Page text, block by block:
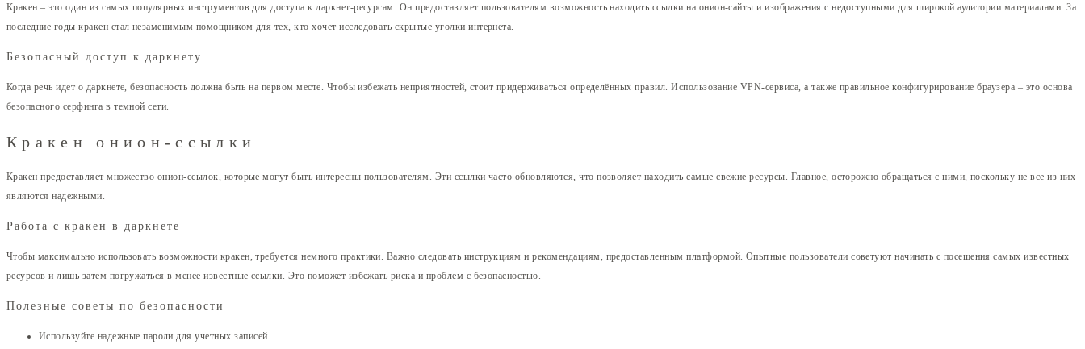
Кракен – это один из самых популярных инструментов для доступа к даркнет-ресурсам. Он предоставляет пользователям возможность находить ссылки на онион-сайты и изображения с недоступными для широкой аудитории материалами. За
последние годы кракен стал незаменимым помощником для тех, кто хочет исследовать скрытые уголки интернета.
Безопасный доступ к даркнету
Когда речь идет о даркнете, безопасность должна быть на первом месте. Чтобы избежать неприятностей, стоит придерживаться определённых правил. Использование VPN-сервиса, а также правильное конфигурирование браузера – это основа
безопасного серфинга в темной сети.
Кракен онион-ссылки
Кракен предоставляет множество онион-ссылок, которые могут быть интересны пользователям. Эти ссылки часто обновляются, что позволяет находить самые свежие ресурсы. Главное, осторожно обращаться с ними, поскольку не все из них
являются надежными.
Работа с кракен в даркнете
Чтобы максимально использовать возможности кракен, требуется немного практики. Важно следовать инструкциям и рекомендациям, предоставленным платформой. Опытные пользователи советуют начинать с посещения самых известных
ресурсов и лишь затем погружаться в менее известные ссылки. Это поможет избежать риска и проблем с безопасностью.
Полезные советы по безопасности
Используйте надежные пароли для учетных записей.